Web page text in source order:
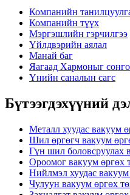
Компанийн
Компанийн түүх
Мэргэшлийн гэрчилгээ
Үйлдвэрийн аялал
Манай баг
Яагаад Хармоныг
Үнийн саналын сагс
Бүтээгдэхүүний
Металл хуудас вакуум
Шил өргөгч вакуум
Гүн шил боловсруулах
Ороомог вакуум өргөх
Нийлмэл хуудас
Чулуун вакуум өргөх